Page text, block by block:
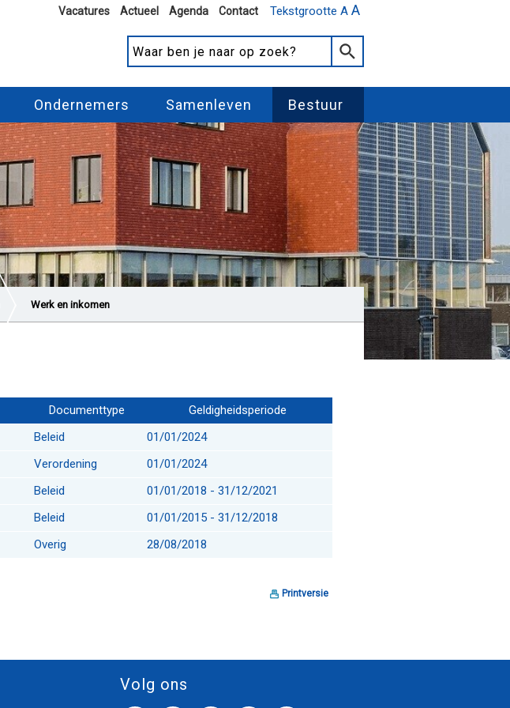
Tekstgrootte A A
Vacatures Actueel Agenda Contact
Ondernemers Samenleven Bestuur
Werk en inkomen
Documenttype
Geldigheidsperiode
Beleid
01/01/2024
Verordening
01/01/2024
Beleid
01/01/2018 - 31/12/2021
Beleid
01/01/2015 - 31/12/2018
Overig 28/08/2018
Printversie
Volg ons